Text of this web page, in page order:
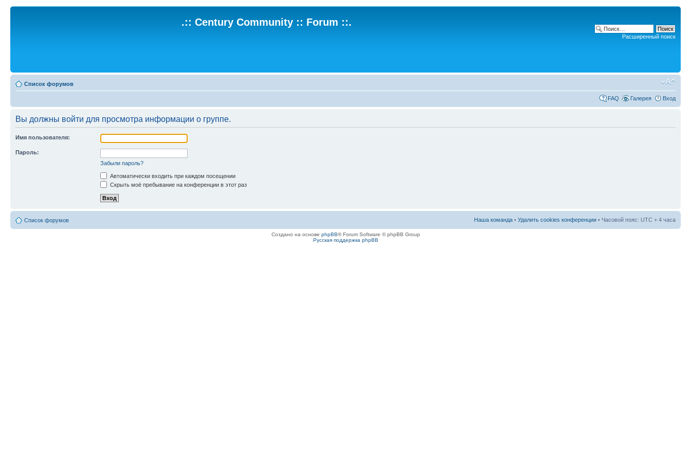
.:: Century Community :: Forum ::.
Расширенный поиск
Список форумов
FAQ Галерея Вход
Вы должны войти для просмотра информации о группе.
Имя пользователя:
Пароль:
Забыли пароль?
Автоматически входить при каждом посещении
Скрыть моё пребывание на конференции в этот раз
Список форумов Наша команда • Удалить cookies конференции • Часовой пояс: UTC + 4 часа
Создано на основе phpBB® Forum Software © phpBB Group
Русская поддержка phpBB